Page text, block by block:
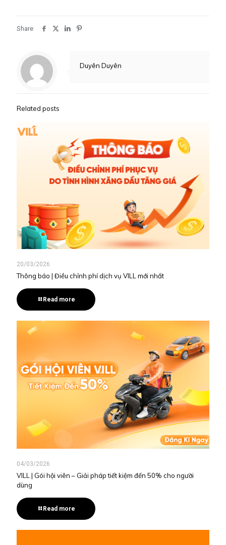
Share
Duyên Duyên
Related posts
20/03/2026
Thông báo | Điều chỉnh phí dịch vụ VILL mới nhất
Read more
04/03/2026
VILL | Gói hội viên – Giải pháp tiết kiệm đến 50% cho người
dùng
Read more